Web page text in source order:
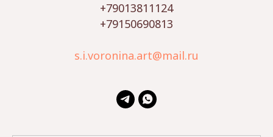
+79013811124
+79150690813
s.i.voronina.art@mail.ru